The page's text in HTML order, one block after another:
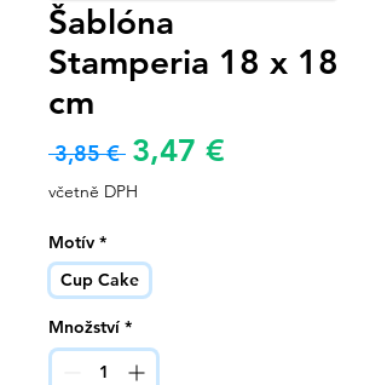
Šablóna
Stamperia 18 x 18
cm
3,85 € Běžná
cena
3,47 €
včetně DPH
Motív *
Cup Cake
Množství *